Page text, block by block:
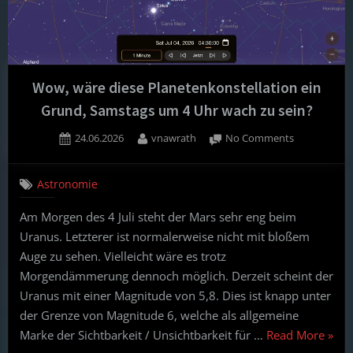
Wow, wäre diese Planetenkonstellation ein
Grund, Samstags um 4 Uhr wach zu sein?
Posted
24.06.2026 By
vnawrath No Commentson
ein
Grund,
um
Uhr
wach
zu
Astronomie
Am Morgen des 4 Juli steht der Mars sehr eng beim
Uranus. Letzterer ist normalerweise nicht mit bloßem
Auge zu sehen. Vielleicht wäre es trotz
Morgendämmerung dennoch möglich. Derzeit scheint der
Uranus mit einer Magnitude von 5,8. Dies ist knapp unter
der Grenze von Magnitude 6, welche als allgemeine
Marke der Sichtbarkeit / Unsichtbarkeit für … Read More »